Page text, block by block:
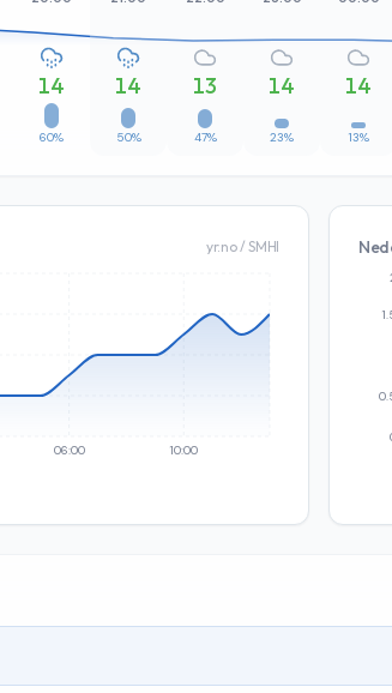
14
60%
14
50%
13
47%
14
23%
14
13%
yr.no / SMHI
06:00 10:00